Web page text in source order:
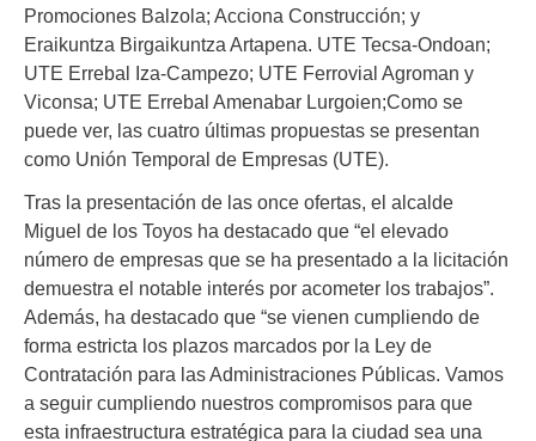
Promociones Balzola; Acciona Construcción; y
Eraikuntza Birgaikuntza Artapena. UTE Tecsa-Ondoan;
UTE Errebal Iza-Campezo; UTE Ferrovial Agroman y
Viconsa; UTE Errebal Amenabar Lurgoien;Como se
puede ver, las cuatro últimas propuestas se presentan
como Unión Temporal de Empresas (UTE).
Tras la presentación de las once ofertas, el alcalde
Miguel de los Toyos ha destacado que “el elevado
número de empresas que se ha presentado a la licitación
demuestra el notable interés por acometer los trabajos”.
Además, ha destacado que “se vienen cumpliendo de
forma estricta los plazos marcados por la Ley de
Contratación para las Administraciones Públicas. Vamos
a seguir cumpliendo nuestros compromisos para que
esta infraestructura estratégica para la ciudad sea una